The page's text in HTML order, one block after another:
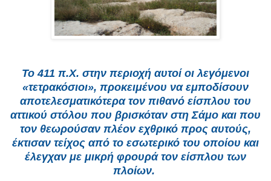
Το 411 π.Χ. στην περιοχή αυτοί οι λεγόμενοι
«τετρακόσιοι», προκειμένου να εμποδίσουν
αποτελεσματικότερα τον πιθανό είσπλου του
αττικού στόλου που βρισκόταν στη Σάμο και που
τον θεωρούσαν πλέον εχθρικό προς αυτούς,
έκτισαν τείχος από το εσωτερικό του οποίου και
έλεγχαν με μικρή φρουρά τον είσπλου των
πλοίων.